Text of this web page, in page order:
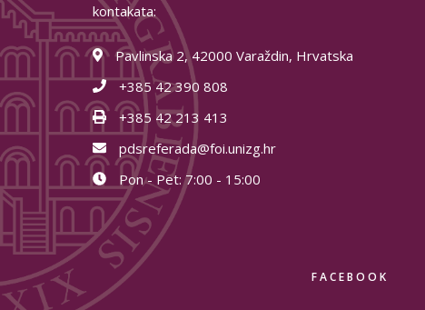
kontakata:
Pavlinska 2, 42000 Varaždin, Hrvatska
+385 42 390 808
+385 42 213 413
pdsreferada@foi.unizg.hr
Pon - Pet: 7:00 - 15:00
FACEBOOK